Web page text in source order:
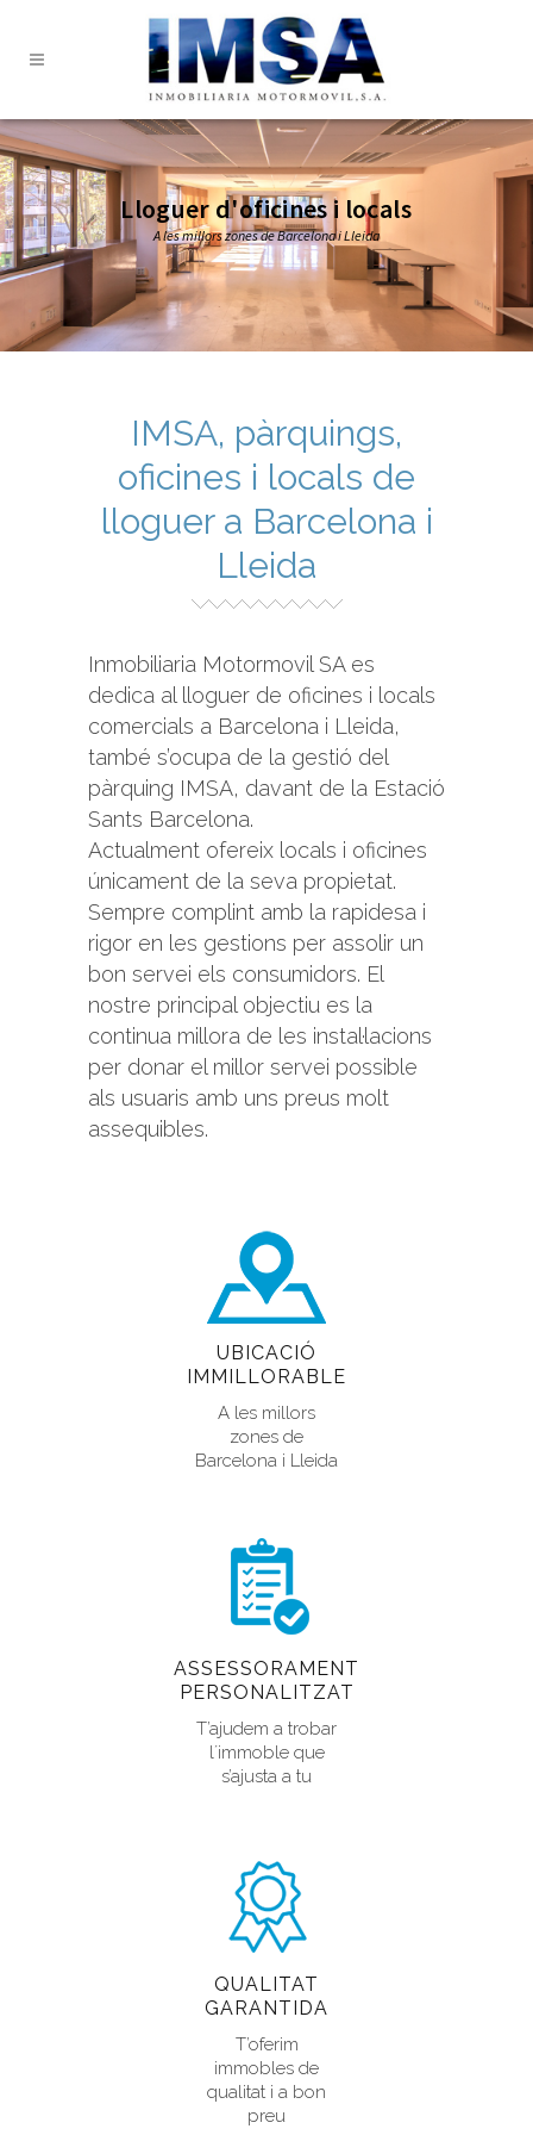
Lloguer d'oficines i locals
A les millors zones de Barcelona i Lleida
IMSA, pàrquings,
oficines i locals de
lloguer a Barcelona i
Lleida
Inmobiliaria Motormovil SA es
dedica al lloguer de oficines i locals
comercials a Barcelona i Lleida,
també s’ocupa de la gestió del
pàrquing IMSA, davant de la Estació
Sants Barcelona.
Actualment ofereix locals i oficines
únicament de la seva propietat.
Sempre complint amb la rapidesa i
rigor en les gestions per assolir un
bon servei els consumidors. El
nostre principal objectiu es la
continua millora de les instal·lacions
per donar el millor servei possible
als usuaris amb uns preus molt
assequibles.
UBICACIÓ
IMMILLORABLE
A les millors
zones de
Barcelona i Lleida
ASSESSORAMENT
PERSONALITZAT
T’ajudem a trobar
l´immoble que
s’ajusta a tu
QUALITAT
GARANTIDA
T’oferim
immobles de
qualitat i a bon
preu